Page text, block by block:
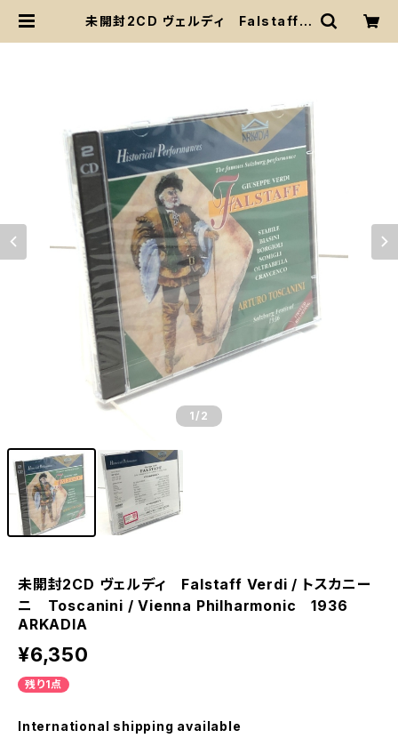
未開封2CD ヴェルディ Falstaff V
1 /2
未開封2CD ヴェルディ Falstaff Verdi / トスカニー
ニ Toscanini / Vienna Philharmonic 1936
ARKADIA
¥6,350
残り1点
International shipping available